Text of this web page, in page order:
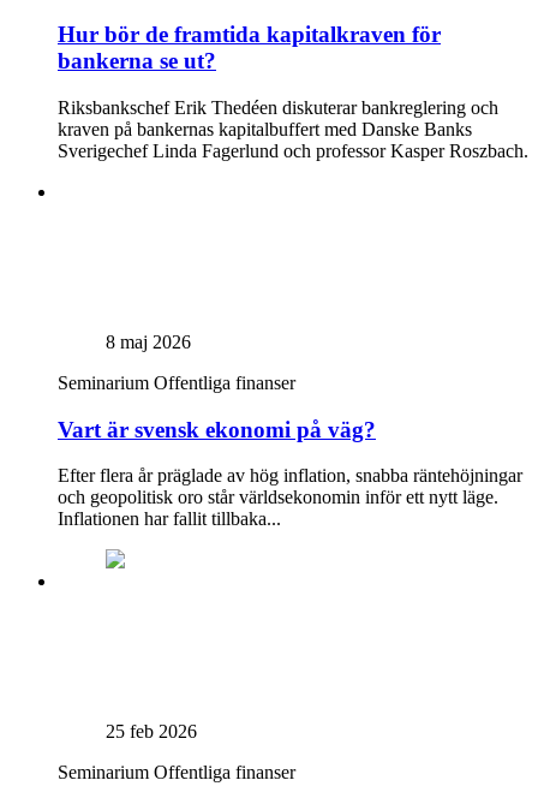
Hur bör de framtida kapitalkraven för
bankerna se ut?
Riksbankschef Erik Thedéen diskuterar bankreglering och
kraven på bankernas kapitalbuffert med Danske Banks
Sverigechef Linda Fagerlund och professor Kasper Roszbach.
8 maj 2026
Seminarium Offentliga finanser
Vart är svensk ekonomi på väg?
Efter flera år präglade av hög inflation, snabba räntehöjningar
och geopolitisk oro står världsekonomin inför ett nytt läge.
Inflationen har fallit tillbaka...
25 feb 2026
Seminarium Offentliga finanser